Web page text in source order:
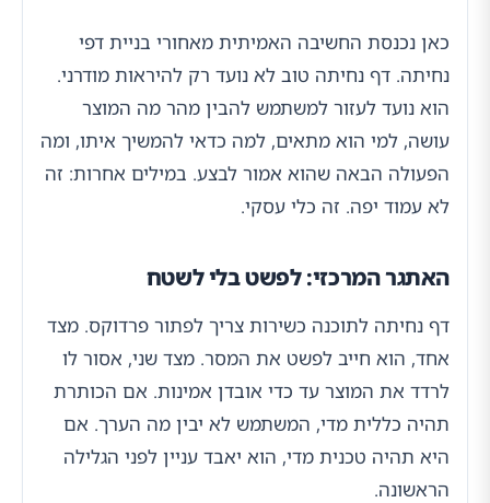
כאן נכנסת החשיבה האמיתית מאחורי בניית דפי
נחיתה. דף נחיתה טוב לא נועד רק להיראות מודרני.
הוא נועד לעזור למשתמש להבין מהר מה המוצר
עושה, למי הוא מתאים, למה כדאי להמשיך איתו, ומה
הפעולה הבאה שהוא אמור לבצע. במילים אחרות: זה
לא עמוד יפה. זה כלי עסקי.
האתגר המרכזי: לפשט בלי לשטח
דף נחיתה לתוכנה כשירות צריך לפתור פרדוקס. מצד
אחד, הוא חייב לפשט את המסר. מצד שני, אסור לו
לרדד את המוצר עד כדי אובדן אמינות. אם הכותרת
תהיה כללית מדי, המשתמש לא יבין מה הערך. אם
היא תהיה טכנית מדי, הוא יאבד עניין לפני הגלילה
הראשונה.